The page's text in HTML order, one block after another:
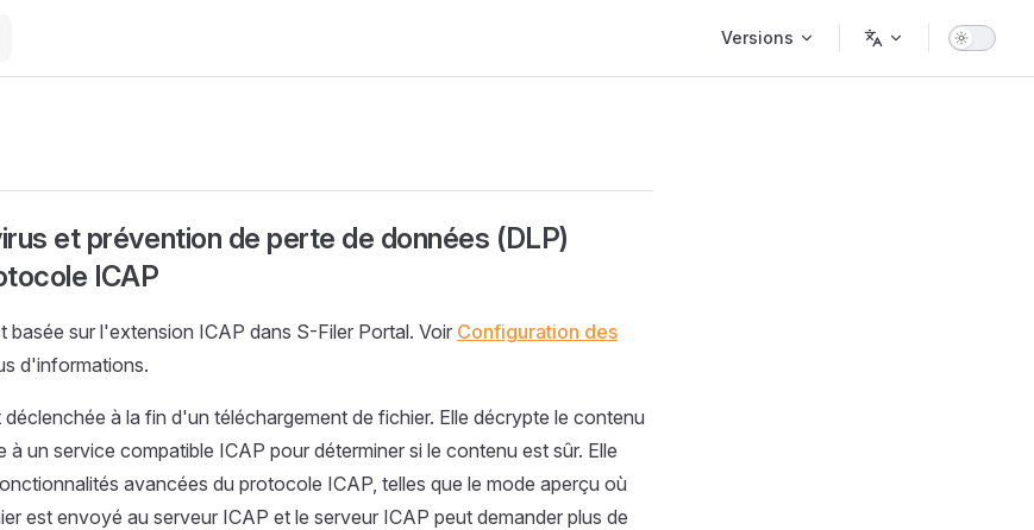
Versions
et prévention de perte de données (DLP)
ICAP
basée sur l'extension ICAP dans S-Filer Portal. Voir Configuration des
d'informations.
à la fin d'un téléchargement de fichier. Elle décrypte le contenu
à un service compatible ICAP pour déterminer si le contenu est sûr. Elle
avancées du protocole ICAP, telles que le mode aperçu où
est envoyé au serveur ICAP et le serveur ICAP peut demander plus de